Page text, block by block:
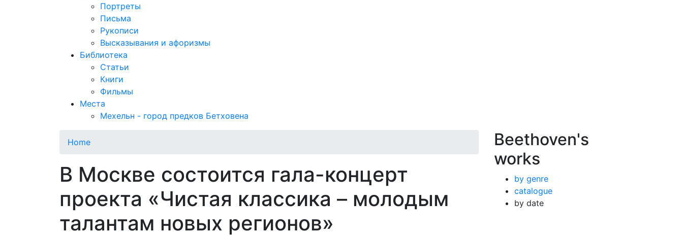
Портреты
Письма
Рукописи
Высказывания и афоризмы
Библиотека
Статьи
Книги
Фильмы
Места
Мехельн - город предков Бетховена
Home
В Москве состоится гала-концерт
проекта «Чистая классика – молодым
талантам новых регионов»
Beethoven's
works
by genre
catalogue
by date